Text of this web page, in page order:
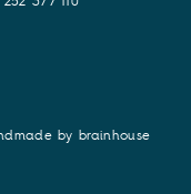
bybrainhouse